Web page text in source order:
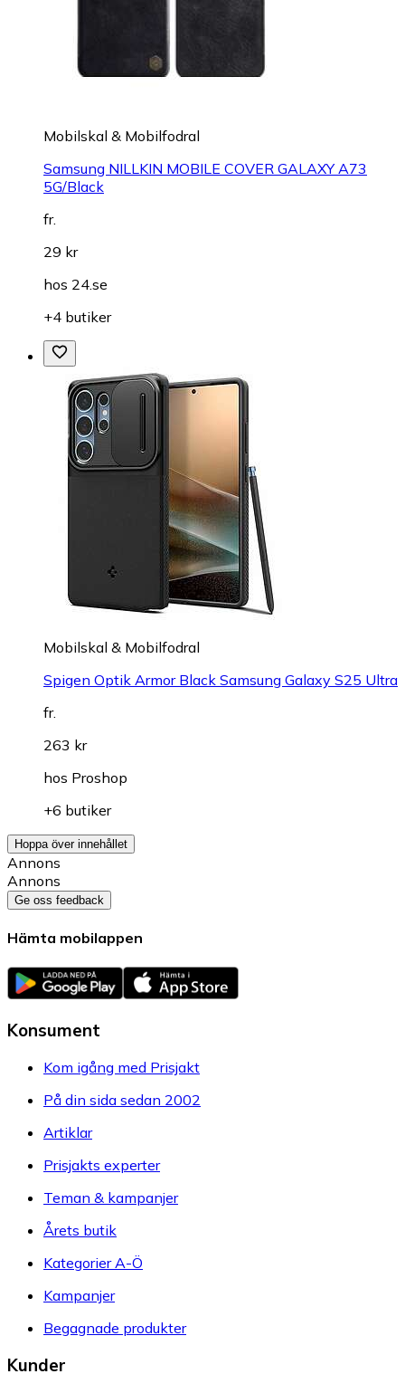
Mobilskal & Mobilfodral
Samsung NILLKIN MOBILE COVER GALAXY A73
5G/Black
fr.
29 kr
hos 24.se
+4 butiker
Mobilskal & Mobilfodral
Spigen Optik Armor Black Samsung Galaxy S25 Ultra
fr.
263 kr
hos Proshop
+6 butiker
Hoppa över innehållet
Annons
Annons
Ge oss feedback
Hämta mobilappen
Konsument
Kom igång med Prisjakt
På din sida sedan 2002
Artiklar
Prisjakts experter
Teman & kampanjer
Årets butik
Kategorier A-Ö
Kampanjer
Begagnade produkter
Kunder